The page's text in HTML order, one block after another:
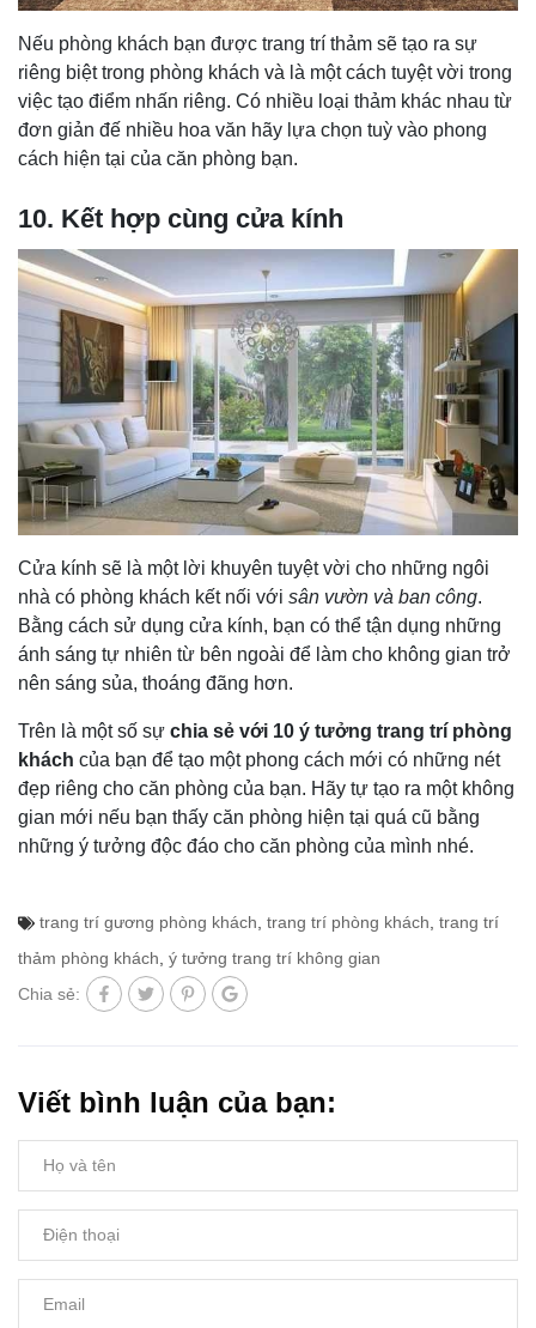
Nếu phòng khách bạn được trang trí thảm sẽ tạo ra sự
riêng biệt trong phòng khách và là một cách tuyệt vời trong
việc tạo điểm nhấn riêng. Có nhiều loại thảm khác nhau từ
đơn giản đế nhiều hoa văn hãy lựa chọn tuỳ vào phong
cách hiện tại của căn phòng bạn.
10. Kết hợp cùng cửa kính
Cửa kính sẽ là một lời khuyên tuyệt vời cho những ngôi
nhà có phòng khách kết nối với sân vườn và ban công.
Bằng cách sử dụng cửa kính, bạn có thể tận dụng những
ánh sáng tự nhiên từ bên ngoài để làm cho không gian trở
nên sáng sủa, thoáng đãng hơn.
Trên là một số sự chia sẻ với 10 ý tưởng trang trí phòng
khách của bạn để tạo một phong cách mới có những nét
đẹp riêng cho căn phòng của bạn. Hãy tự tạo ra một không
gian mới nếu bạn thấy căn phòng hiện tại quá cũ bằng
những ý tưởng độc đáo cho căn phòng của mình nhé.
trang trí gương phòng khách trang trí phòng khách trang trí
thảm phòng khách ý tưởng trang trí không gian
Chia sẻ:
Viết bình luận của bạn: